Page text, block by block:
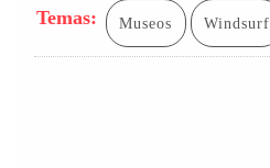
Temas: Museos Windsurf